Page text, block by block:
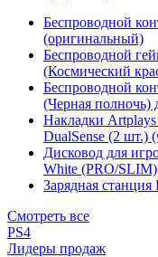
Беспроводной
(оригинальный)
Беспроводной
(Космический
Беспроводной
(Черная полночь)
Накладки
DualSense (2 шт.)
Дисковод для
White (PRO/SLIM)
Зарядная станция
Смотреть все
PS4
Лидеры продаж